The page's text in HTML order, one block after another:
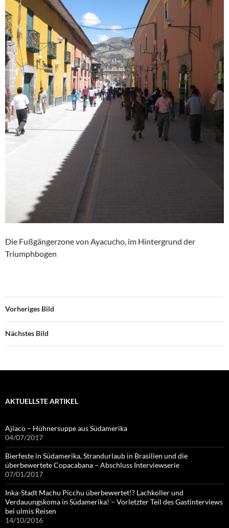
Die Fußgängerzone von Ayacucho, im Hintergrund der
Triumphbogen
Vorheriges Bild
Nächstes Bild
AKTUELLSTE ARTIKEL
Ajiaco – Hühnersuppe aus Südamerika
04/07/2017
Bierfeste in Südamerika, Strandurlaub in Brasilien und die
überbewertete Copacabana – Abschluss Interviewserie
07/01/2017
Inka-Stadt Machu Picchu überbewertet!? Lachkoller und
Verdauungskoma in Südamerika! – Vorletzter Teil des Gastinterviews
bei ulmis Reisen
14/10/2016